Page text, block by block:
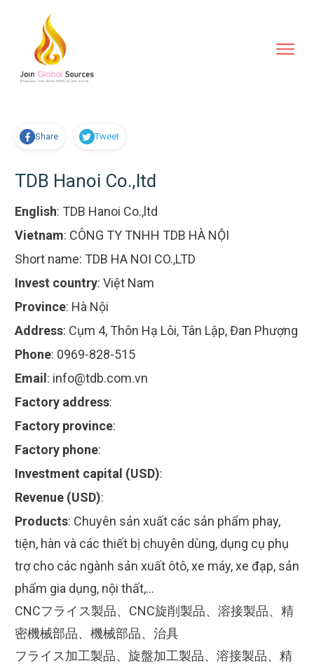
Share Tweet
TDB Hanoi Co.,ltd
English: TDB Hanoi Co.,ltd
Vietnam: CÔNG TY TNHH TDB HÀ NỘI
Short name: TDB HA NOI CO.,LTD
Invest country: Việt Nam
Province: Hà Nội
Address: Cụm 4, Thôn Hạ Lôi, Tân Lập, Đan Phượng
Phone: 0969-828-515
Email : info@tdb.com.vn
Factory address:
Factory province:
Factory phone:
Investment capital (USD):
Revenue (USD):
Products: Chuyên sản xuất các sản phẩm phay,
tiện, hàn và các thiết bị chuyên dùng, dụng cụ phụ
trợ cho các ngành sản xuất ôtô, xe máy, xe đạp, sản
phẩm gia dụng, nội thất,…
CNCフライス製品、CNC旋削製品、溶接製品、精
密機械部品、機械部品、治具
フライス加工製品、旋盤加工製品、溶接製品、精